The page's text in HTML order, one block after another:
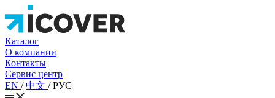
Каталог
О компании
Контакты
Сервис центр
EN /中文 /РУС